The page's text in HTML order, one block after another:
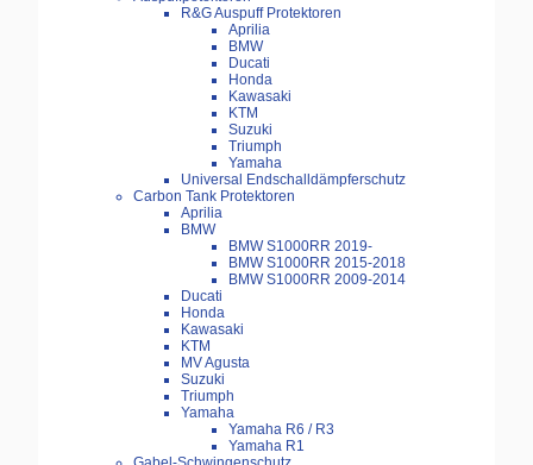
R&G Auspuff Protektoren
Aprilia
BMW
Ducati
Honda
Kawasaki
KTM
Suzuki
Triumph
Yamaha
Universal Endschalldämpferschutz
Carbon Tank Protektoren
Aprilia
BMW
BMW S1000RR 2019-
BMW S1000RR 2015-2018
BMW S1000RR 2009-2014
Ducati
Honda
Kawasaki
KTM
MV Agusta
Suzuki
Triumph
Yamaha
Yamaha R6 / R3
Yamaha R1